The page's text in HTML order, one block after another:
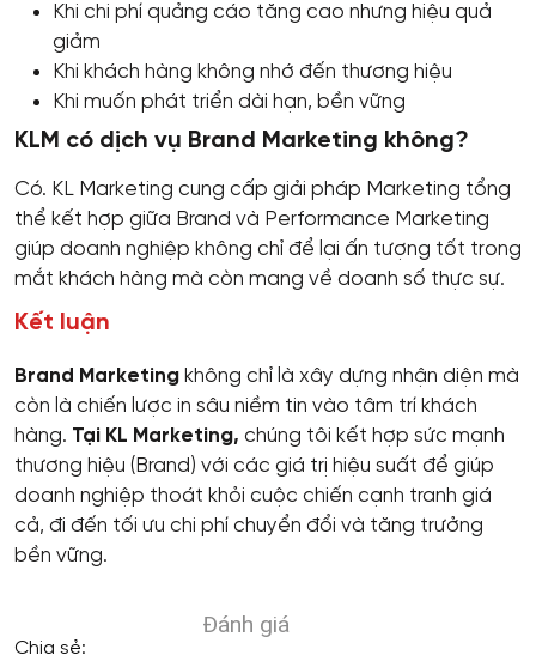
Khi chi phí quảng cáo tăng cao nhưng hiệu quả
giảm
Khi khách hàng không nhớ đến thương hiệu
Khi muốn phát triển dài hạn, bền vững
KLM có dịch vụ Brand Marketing không?
Có. KL Marketing cung cấp giải pháp Marketing tổng
thể kết hợp giữa Brand và Performance Marketing
giúp doanh nghiệp không chỉ để lại ấn tượng tốt trong
mắt khách hàng mà còn mang về doanh số thực sự.
Kết luận
Brand Marketing không chỉ là xây dựng nhận diện mà
còn là chiến lược in sâu niềm tin vào tâm trí khách
hàng. Tại KL Marketing, chúng tôi kết hợp sức mạnh
thương hiệu (Brand) với các giá trị hiệu suất để giúp
doanh nghiệp thoát khỏi cuộc chiến cạnh tranh giá
cả, đi đến tối ưu chi phí chuyển đổi và tăng trưởng
bền vững.
Đánh giá
Chia sẻ: